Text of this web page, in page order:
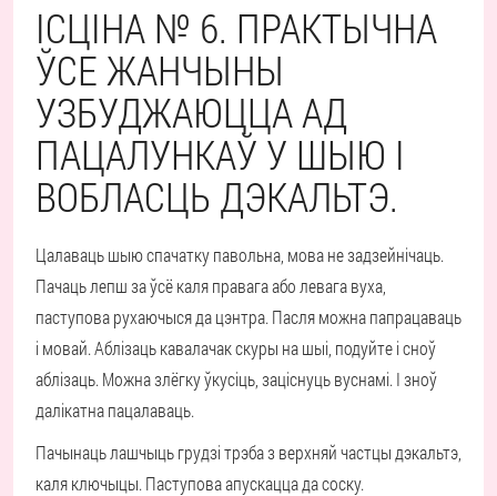
ІСЦІНА № 6. ПРАКТЫЧНА
ЎСЕ ЖАНЧЫНЫ
УЗБУДЖАЮЦЦА АД
ПАЦАЛУНКАЎ У ШЫЮ І
ВОБЛАСЦЬ ДЭКАЛЬТЭ.
Цалаваць шыю спачатку павольна, мова не задзейнічаць.
Пачаць лепш за ўсё каля правага або левага вуха,
паступова рухаючыся да цэнтра. Пасля можна папрацаваць
і мовай. Аблізаць кавалачак скуры на шыі, подуйте і сноў
аблізаць. Можна злёгку ўкусіць, заціснуць вуснамі. І зноў
далікатна пацалаваць.
Пачынаць лашчыць грудзі трэба з верхняй частцы дэкальтэ,
каля ключыцы. Паступова апускацца да соску.